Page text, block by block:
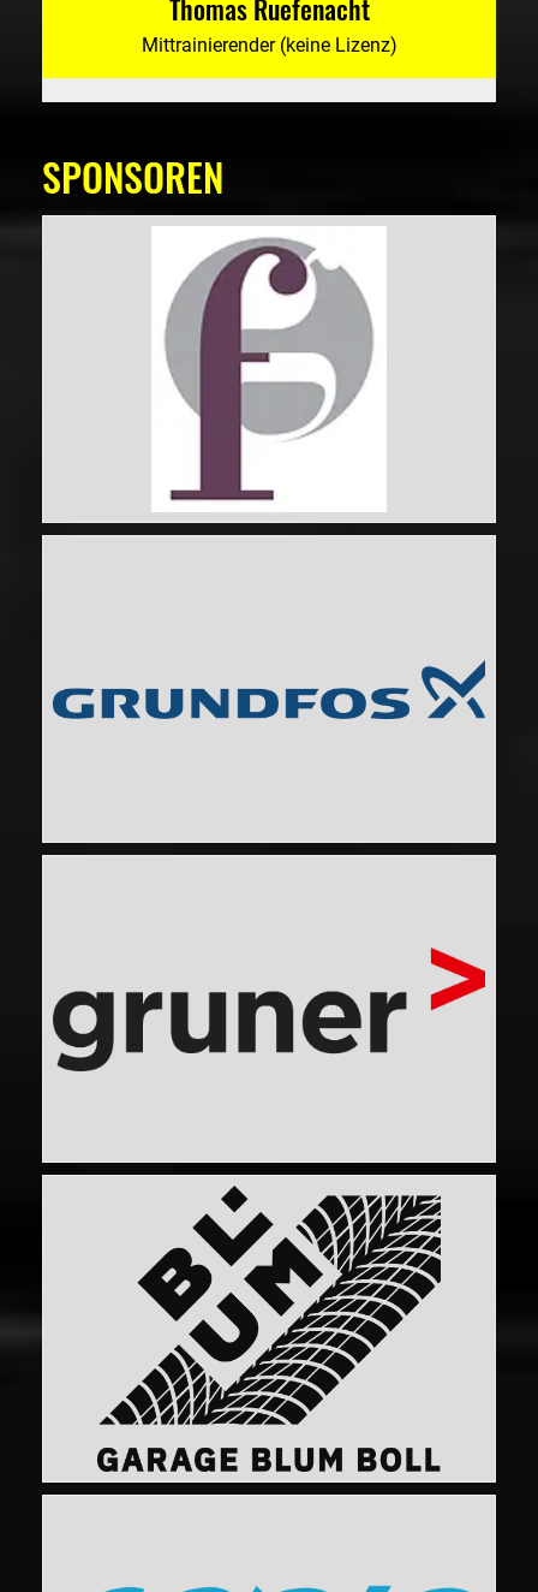
Thomas Ruefenacht
Mittrainierender (keine Lizenz)
SPONSOREN